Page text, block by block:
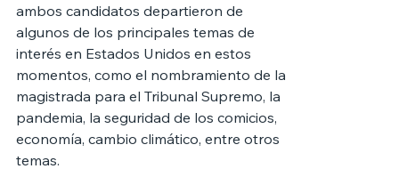
ambos candidatos departieron de
algunos de los principales temas de
interés en Estados Unidos en estos
momentos, como el nombramiento de la
magistrada para el Tribunal Supremo, la
pandemia, la seguridad de los comicios,
economía, cambio climático, entre otros
temas.